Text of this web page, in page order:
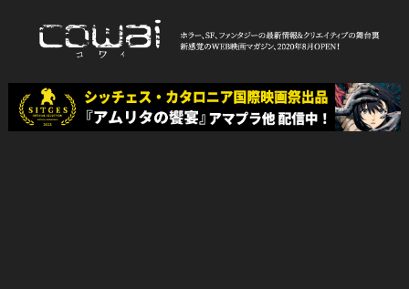
WEB映画マガジン「cowai コ
ワイ」